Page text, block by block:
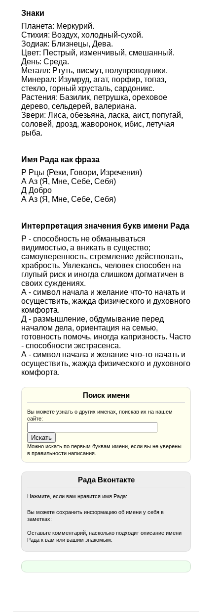
Знаки
Планета: Меркурий.
Стихия: Воздух, холодный-сухой.
Зодиак: Близнецы, Дева.
Цвет: Пестрый, изменчивый, смешанный.
День: Среда.
Металл: Ртуть, висмут, полупроводники.
Минерал: Изумруд, агат, порфир, топаз,
стекло, горный хрусталь, сардоникс.
Растения: Базилик, петрушка, ореховое
дерево, сельдерей, валериана.
Звери: Лиса, обезьяна, ласка, аист, попугай,
соловей, дрозд, жаворонок, ибис, летучая
рыба.
Имя Рада как фраза
Р Рцы (Реки, Говори, Изречения)
А Аз (Я, Мне, Себе, Себя)
Д Добро
А Аз (Я, Мне, Себе, Себя)
Интерпретация значения букв имени Рада
Р - способность не обманываться
видимостью, а вникать в существо;
самоуверенность, стремление действовать,
храбрость. Увлекаясь, человек способен на
глупый риск и иногда слишком догматичен в
своих суждениях.
А - символ начала и желание что-то начать и
осуществить, жажда физического и духовного
комфорта.
Д - размышление, обдумывание перед
началом дела, ориентация на семью,
готовность помочь, иногда капризность. Часто
- способности экстрасенса.
А - символ начала и желание что-то начать и
осуществить, жажда физического и духовного
комфорта.
Поиск имени
Вы можете узнать о других именах, поискав их на нашем
сайте:
Можно искать по первым буквам имени, если вы не уверены
в правильности написания.
Рада Вконтакте
Нажмите, если вам нравится имя Рада:
Вы можете сохранить информацию об имени у себя в
заметках:
Оставьте комментарий, насколько подходит описание имени
Рада к вам или вашим знакомым: